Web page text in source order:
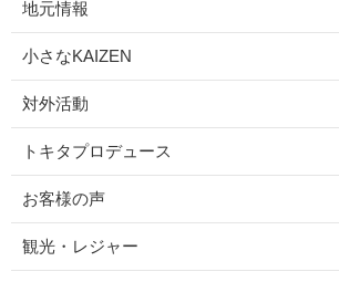
地元情報
小さなKAIZEN
対外活動
トキタプロデュース
お客様の声
観光・レジャー